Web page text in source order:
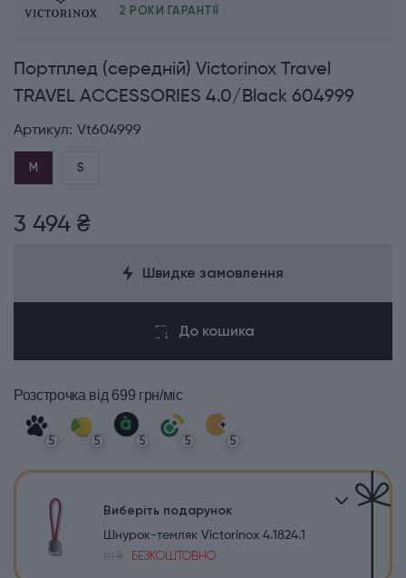
2 РОКИ ГАРАНТІЇ
Портплед (середній) Victorinox Travel
TRAVEL ACCESSORIES 4.0/Black 604999
Артикул: Vt604999
M S
3 494 ₴
Швидке замовлення
До кошика
Розстрочка від 699 грн/міс
5 5 5 5 5
Виберіть подарунок
Шнурок-темляк Victorinox 4.1824.1
111 ₴
БЕЗКОШТОВНО